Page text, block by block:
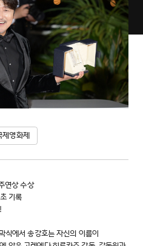
제영화제
연상 수상
기록
식에서 송강호는 자신의 이름이